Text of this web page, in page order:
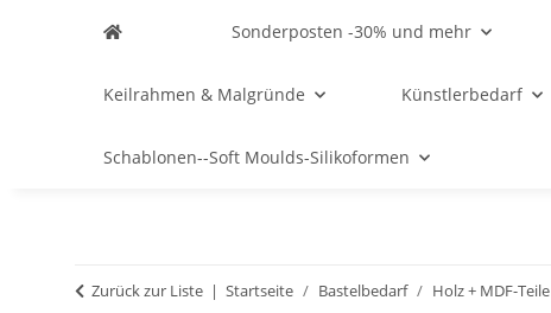
Sonderposten -30% und mehr
Keilrahmen & Malgründe Künstlerbedarf
Schablonen--Soft Moulds-Silikoformen
Zurück zur Liste Startseite Bastelbedarf Holz + MDF-Teile